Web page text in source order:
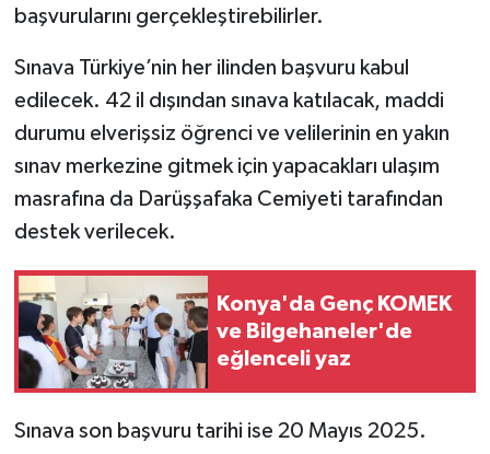
başvurularını gerçekleştirebilirler.
Sınava Türkiye’nin her ilinden başvuru kabul
edilecek. 42 il dışından sınava katılacak, maddi
durumu elverişsiz öğrenci ve velilerinin en yakın
sınav merkezine gitmek için yapacakları ulaşım
masrafına da Darüşşafaka Cemiyeti tarafından
destek verilecek.
Konya'da Genç KOMEK
ve Bilgehaneler'de
eğlenceli yaz
Sınava son başvuru tarihi ise 20 Mayıs 2025.